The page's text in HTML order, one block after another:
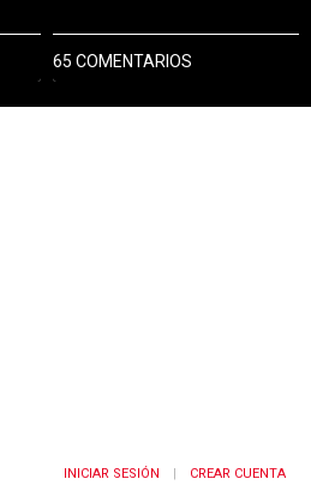
65 COMENTARIOS
INICIAR SESIÓN CREAR CUENTA